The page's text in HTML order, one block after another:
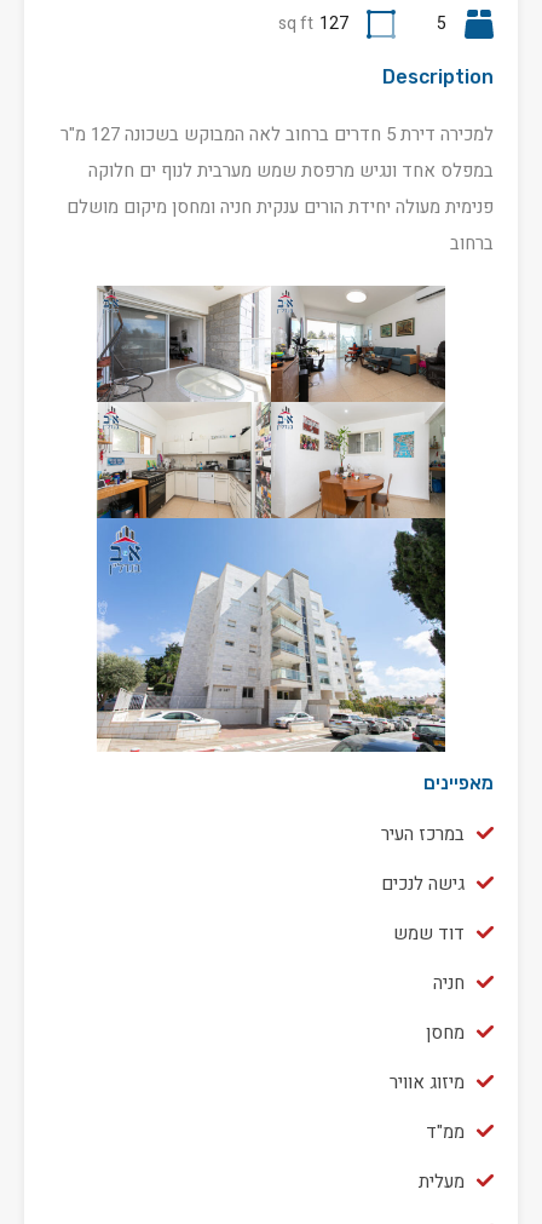
5
127
sq ft
Description
למכירה דירת 5 חדרים ברחוב לאה המבוקש בשכונה 127 מ"ר
במפלס אחד ונגיש מרפסת שמש מערבית לנוף ים חלוקה
פנימית מעולה יחידת הורים ענקית חניה ומחסן מיקום מושלם
ברחוב
מאפיינים
במרכז העיר
גישה לנכים
דוד שמש
חניה
מחסן
מיזוג אוויר
ממ"ד
מעלית